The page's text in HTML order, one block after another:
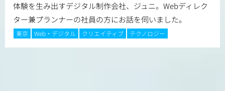
体験を生み出すデジタル制作会社、ジュニ。Webディレク
ター兼プランナーの社員の方にお話を伺いました。
東京 Web・デジタル クリエイティブ テクノロジー